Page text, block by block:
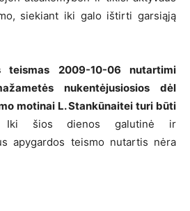
siekiant iki galo ištirti garsiąją
teismas 2009-10-06 nutartimi
nukentėjusiosios dėl
motinai L. Stankūnaitei turi būti
šios dienos galutinė ir
apygardos teismo nutartis nėra